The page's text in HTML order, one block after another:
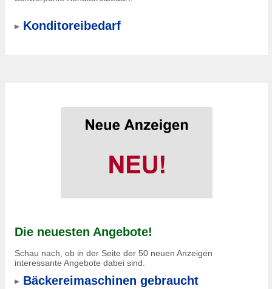
Konditoreibedarf
Die neuesten Angebote!
Schau nach, ob in der Seite der 50 neuen Anzeigen
interessante Angebote dabei sind.
Bäckereimaschinen gebraucht